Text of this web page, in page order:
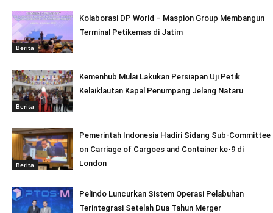
Berita
Kolaborasi DP World – Maspion Group Membangun
Terminal Petikemas di Jatim
Berita
Kemenhub Mulai Lakukan Persiapan Uji Petik
Kelaiklautan Kapal Penumpang Jelang Nataru
Berita
Pemerintah Indonesia Hadiri Sidang Sub-Committee
on Carriage of Cargoes and Container ke-9 di
London
Pelindo Luncurkan Sistem Operasi Pelabuhan
Terintegrasi Setelah Dua Tahun Merger